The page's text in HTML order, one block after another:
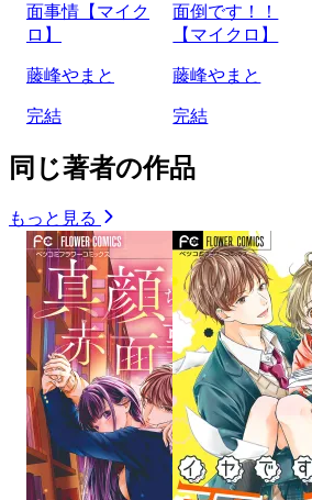
面事情【マイク
ロ】
藤峰やまと
完結
面倒です！！
【マイクロ】
藤峰やまと
完結
同じ著者の作品
もっと見る